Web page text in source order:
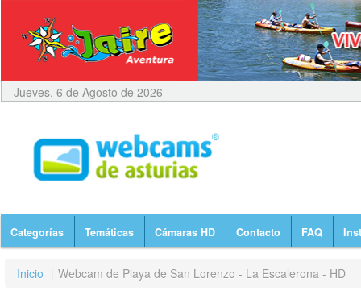
Jueves, 6 de Agosto de 2026
Categorías Temáticas Cámaras HD Contacto FAQ
Inicio | Webcam de Playa de San Lorenzo - La Escalerona - HD